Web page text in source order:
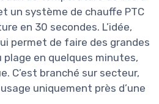
un système de chauffe PTC
en 30 secondes. L’idée,
permet de faire des grandes
en quelques minutes,
C’est branché sur secteur,
uniquement près d’une